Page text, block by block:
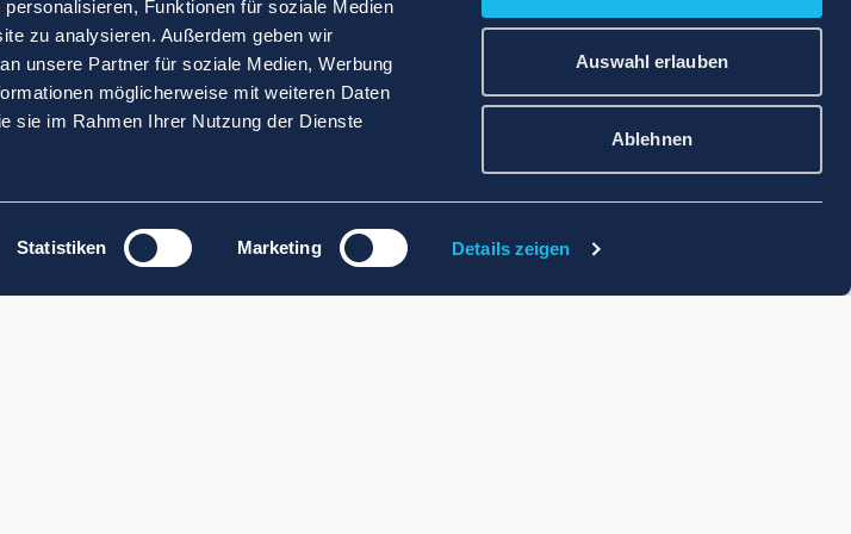
Funktionen für soziale Medien
zu analysieren. Außerdem geben wir
unsere Partner für soziale Medien, Werbung
möglicherweise mit weiteren Daten
sie im Rahmen Ihrer Nutzung der Dienste
Statistiken Marketing Details zeigen
Auswahl erlauben
Ablehnen